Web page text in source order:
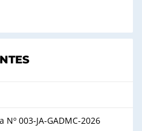
003-JA-GADMC-2026